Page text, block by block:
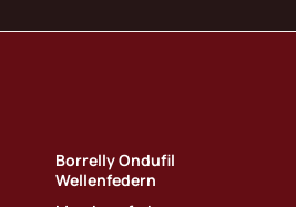
Borrelly Ondufil
Wellenfedern